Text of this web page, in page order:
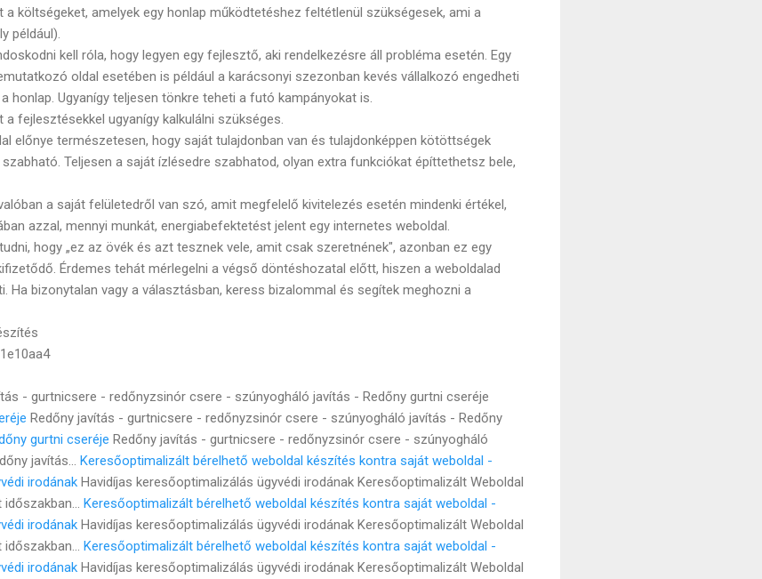
költségeket, amelyek egy honlap működtetéshez feltétlenül szükségesek, ami a
például).
kell róla, hogy legyen egy fejlesztő, aki rendelkezésre áll probléma esetén. Egy
oldal esetében is például a karácsonyi szezonban kevés vállalkozó engedheti
honlap. Ugyanígy teljesen tönkre teheti a futó kampányokat is.
fejlesztésekkel ugyanígy kalkulálni szükséges.
előnye természetesen, hogy saját tulajdonban van és tulajdonképpen kötöttségek
Teljesen a saját ízlésedre szabhatod, olyan extra funkciókat építtethetsz bele,
a saját felületedről van szó, amit megfelelő kivitelezés esetén mindenki értékel,
azzal, mennyi munkát, energiabefektetést jelent egy internetes weboldal.
hogy „ez az övék és azt tesznek vele, amit csak szeretnének", azonban ez egy
Érdemes tehát mérlegelni a végső döntéshozatal előtt, hiszen a weboldalad
Ha bizonytalan vagy a választásban, keress bizalommal és segítek meghozni a
- gurtnicsere - redőnyzsinór csere - szúnyogháló javítás - Redőny gurtni cseréje
Redőny javítás - gurtnicsere - redőnyzsinór csere - szúnyogháló javítás - Redőny
gurtni cseréje Redőny javítás - gurtnicsere - redőnyzsinór csere - szúnyogháló
javítás... Keresőoptimalizált bérelhető weboldal készítés kontra saját weboldal -
irodának Havidíjas keresőoptimalizálás ügyvédi irodának Keresőoptimalizált Weboldal
Keresőoptimalizált bérelhető weboldal készítés kontra saját weboldal -
irodának Havidíjas keresőoptimalizálás ügyvédi irodának Keresőoptimalizált Weboldal
Keresőoptimalizált bérelhető weboldal készítés kontra saját weboldal -
irodának Havidíjas keresőoptimalizálás ügyvédi irodának Keresőoptimalizált Weboldal